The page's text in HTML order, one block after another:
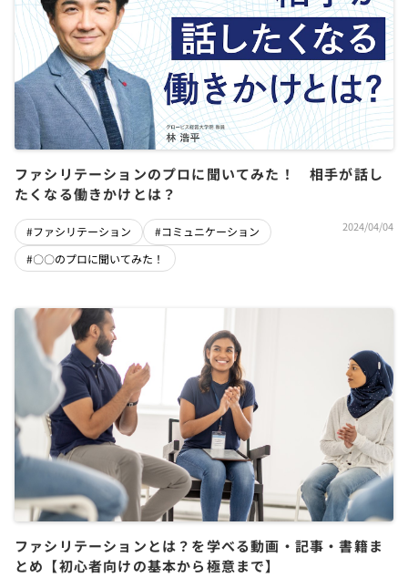
ファシリテーションのプロに聞いてみた！ 相手が話し
たくなる働きかけとは？
#ファシリテーション
#コミュニケーション
#〇〇のプロに聞いてみた！
2024/04/04
ファシリテーションとは？を学べる動画・記事・書籍ま
とめ【初心者向けの基本から極意まで】